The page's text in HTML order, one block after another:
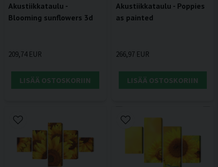
Akustiikkataulu -
Blooming sunflowers 3d
209,74 EUR
LISÄÄ OSTOSKORIIN
Akustiikkataulu - Poppies
as painted
266,97 EUR
LISÄÄ OSTOSKORIIN